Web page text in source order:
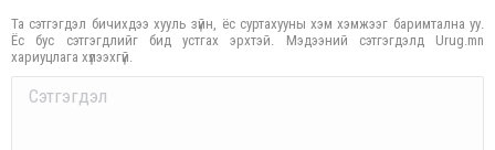
Та сэтгэгдэл бичихдээ хууль зүйн, ёс суртахууны хэм хэмжээг баримтална уу.
Ёс бус сэтгэгдлийг бид устгах эрхтэй. Мэдээний сэтгэгдэлд Urug.mn
хариуцлага хүлээхгүй.
Comment